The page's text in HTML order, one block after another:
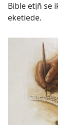
Bible etịn̄ se
eketiede.